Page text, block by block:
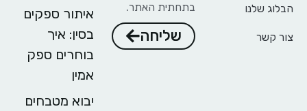
איתור ספקים
בסין: איך
בוחרים ספק
אמין
יבוא מטבחים
הבלוג שלנו
צור קשר
בתחתית האתר.
שליחה